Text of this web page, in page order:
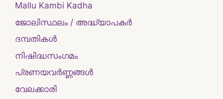
Mallu Kambi Kadha
ജോലിസ്ഥലം / അദ്ധ്യാപകർ
ദമ്പതികള്‍
നിഷിദ്ധസംഗമം
പ്രണയവർണ്ണങ്ങൾ
വേലക്കാരി